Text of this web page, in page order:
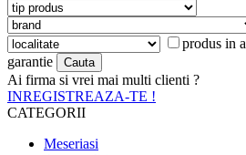
produs in
garantie
Ai firma si vrei mai multi clienti ?
INREGISTREAZA-TE !
CATEGORII
Meseriasi